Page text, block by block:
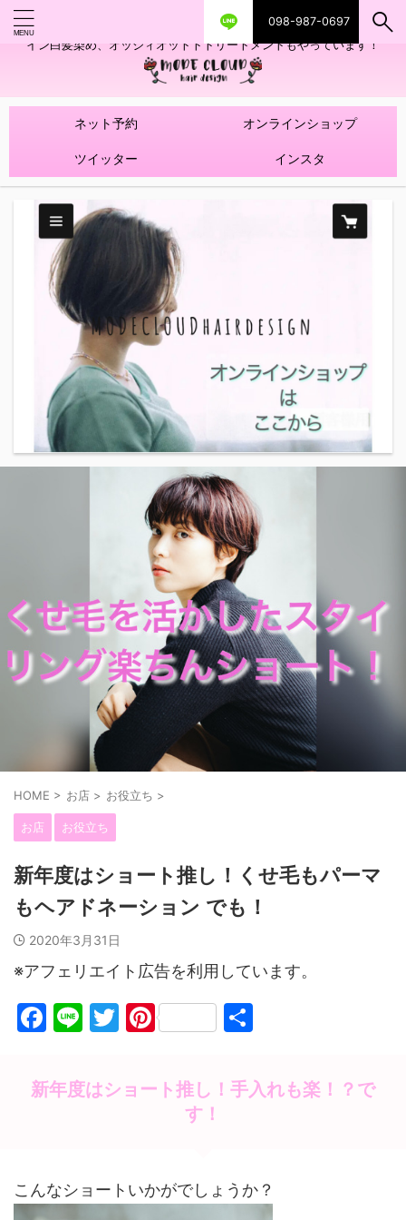
098-987-0697
艶ツヤヘアカラー！髪質改善トリートメントやハイライトを使ったデザ
イン白髪染め、オッジィオットトトリートメントもやっています！
ネット予約 オンラインショップ
ツイッター インスタ
HOME > お店 > お役立ち >
お店 お役立ち
新年度はショート推し！くせ毛もパーマ
もヘアドネーション でも！
2020年3月31日
※アフェリエイト広告を利用しています。
F
c
e
o
Li
e
T
er
Pi
er
e
新年度はショート推し！手入れも楽！？で
す！
こんなショートいかがでしょうか？